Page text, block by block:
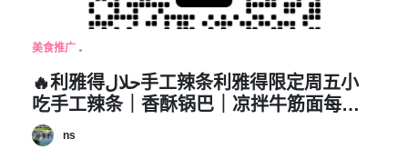
美食推广
🔥利雅得حلال手工辣条利雅得限定周五小
吃手工辣条｜香酥锅巴｜凉拌牛筋面每周
只周五现货，周四预定留货🉑自取🉑配送
纯手工现拌现做，地道国内街边口味，异
ns